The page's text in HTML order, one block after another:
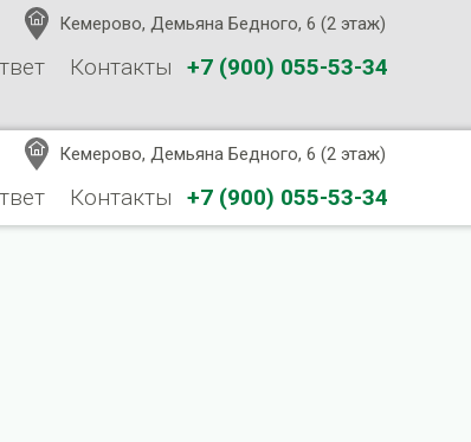
+7 (900) 055-53-34
Контакты
Кемерово, Демьяна Бедного, 6 (2 этаж)
+7 (900) 055-53-34
Контакты
Кемерово, Демьяна Бедного, 6 (2 этаж)